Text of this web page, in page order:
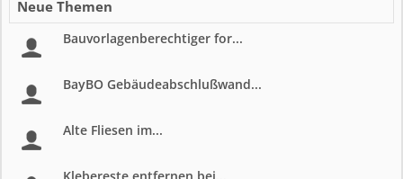
Neue Themen
Bauvorlagenberechtiger for...
BayBO Gebäudeabschlußwand...
Alte Fliesen im...